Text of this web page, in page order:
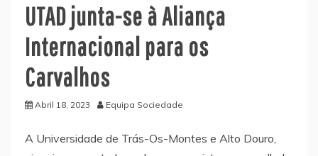
UTAD junta-se à Aliança
Internacional para os
Carvalhos
Abril 18, 2023 Equipa Sociedade
A Universidade de Trás-Os-Montes e Alto Douro,